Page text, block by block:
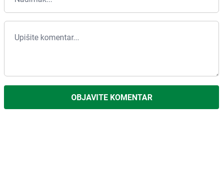
OBJAVITE KOMENTAR